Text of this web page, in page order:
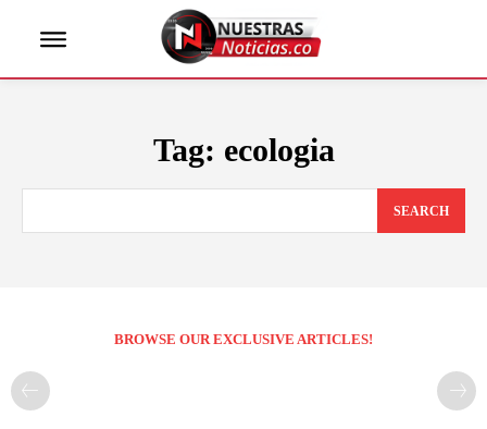
Tag: ecologia
SEARCH
BROWSE OUR EXCLUSIVE ARTICLES!